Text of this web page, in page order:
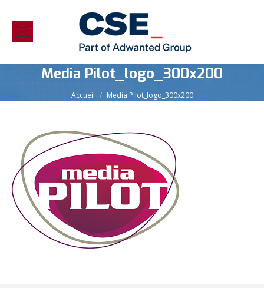
Media Pilot_logo_300x200
Vous êtes ici :
Accueil Media Pilot_logo_300x200